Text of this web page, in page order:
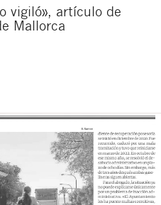
vigiló», artículo de
Mallorca